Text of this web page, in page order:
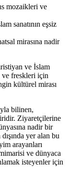
mozaikleri ve
sanatının eşsiz
mirasına nadir
ve İslam
ve freskleri için
kültürel mirası
bilinen,
Ziyaretçilerine
nadir bir
yer alan bu
arayanları
ve dünyaca
isteyenler için